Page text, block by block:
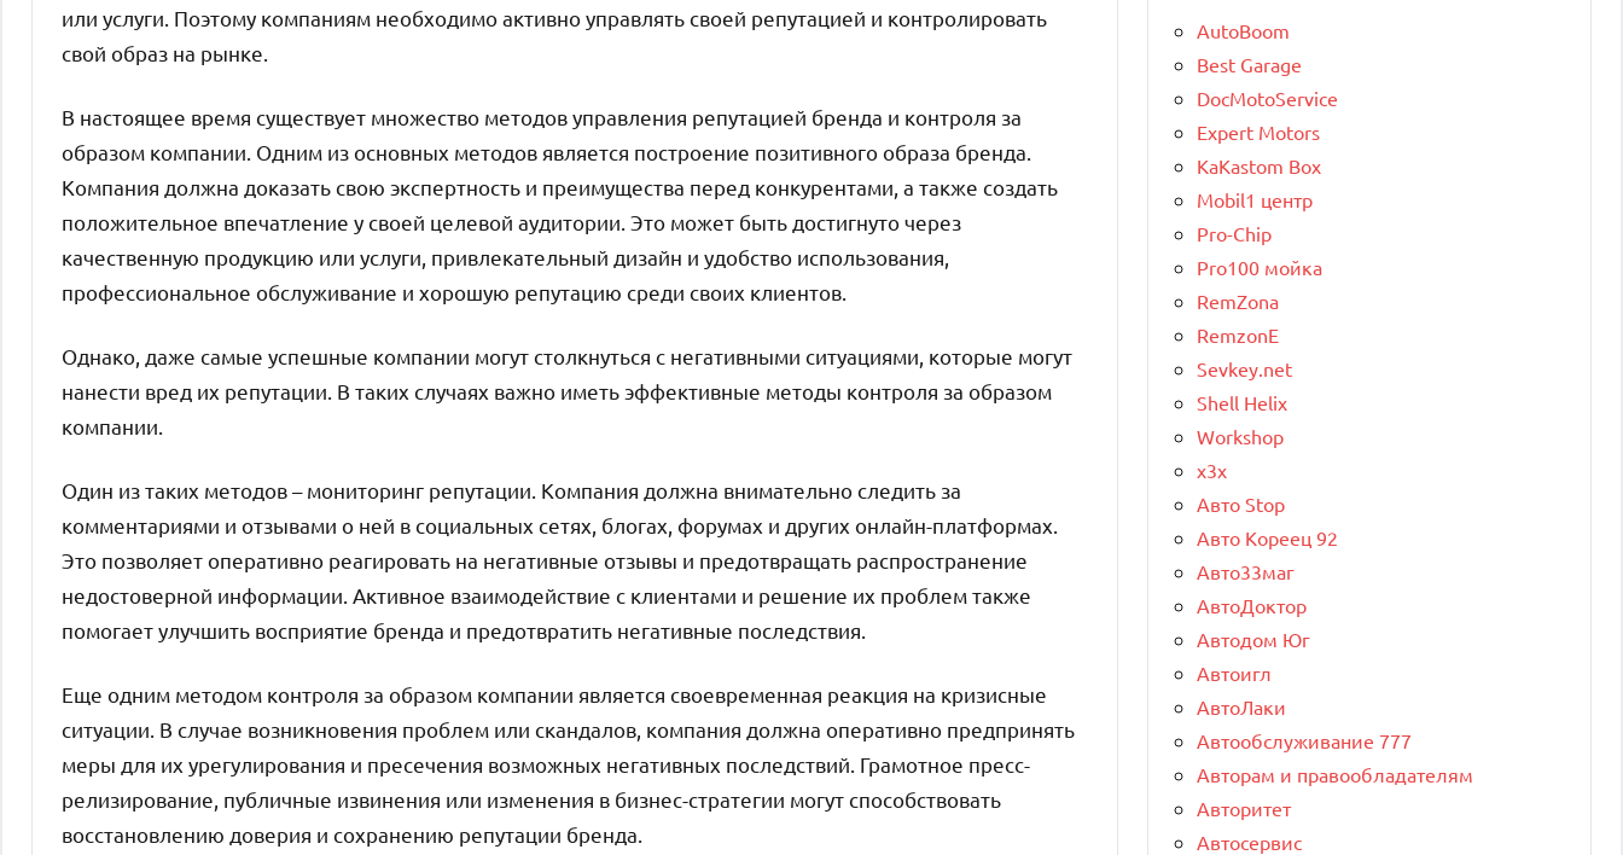
или услуги. Поэтому компаниям необходимо активно управлять своей репутацией и контролировать
свой образ на рынке.
В настоящее время существует множество методов управления репутацией бренда и контроля за
образом компании. Одним из основных методов является построение позитивного образа бренда.
Компания должна доказать свою экспертность и преимущества перед конкурентами, а также создать
положительное впечатление у своей целевой аудитории. Это может быть достигнуто через
качественную продукцию или услуги, привлекательный дизайн и удобство использования,
профессиональное обслуживание и хорошую репутацию среди своих клиентов.
Однако, даже самые успешные компании могут столкнуться с негативными ситуациями, которые могут
нанести вред их репутации. В таких случаях важно иметь эффективные методы контроля за образом
компании.
Один из таких методов – мониторинг репутации. Компания должна внимательно следить за
комментариями и отзывами о ней в социальных сетях, блогах, форумах и других онлайн-платформах.
Это позволяет оперативно реагировать на негативные отзывы и предотвращать распространение
недостоверной информации. Активное взаимодействие с клиентами и решение их проблем также
помогает улучшить восприятие бренда и предотвратить негативные последствия.
Еще одним методом контроля за образом компании является своевременная реакция на кризисные
ситуации. В случае возникновения проблем или скандалов, компания должна оперативно предпринять
меры для их урегулирования и пресечения возможных негативных последствий. Грамотное пресс-
релизирование, публичные извинения или изменения в бизнес-стратегии могут способствовать
восстановлению доверия и сохранению репутации бренда.
AutoBoom
Best Garage
DocMotoService
Expert Motors
KaKastom Box
Mobil1 центр
Pro-Chip
Pro100 мойка
RemZona
RemzonE
Sevkey.net
Shell Helix
Workshop
x3x
Авто Stop
Авто Кореец 92
Авто33маг
АвтоДоктор
Автодом Юг
Автоигл
АвтоЛаки
Автообслуживание 777
Авторам и правообладателям
Авторитет
Автосервис